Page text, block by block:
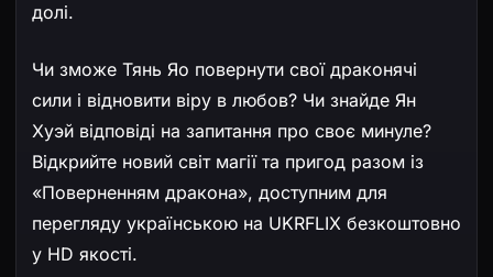
долі.
Чи зможе Тянь Яо повернути свої драконячі
сили і відновити віру в любов? Чи знайде Ян
Хуэй відповіді на запитання про своє минуле?
Відкрийте новий світ магії та пригод разом із
«Поверненням дракона», доступним для
перегляду українською на UKRFLIX безкоштовно
у HD якості.